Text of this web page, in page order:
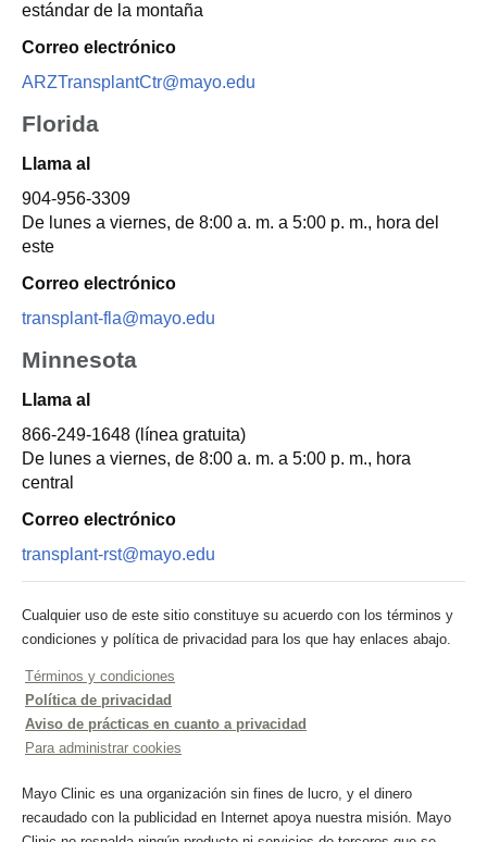
estándar de la montaña
Correo electrónico
ARZTransplantCtr@mayo.edu
Florida
Llama al
904-956-3309
De lunes a viernes, de 8:00 a. m. a 5:00 p. m., hora del
este
Correo electrónico
transplant-fla@mayo.edu
Minnesota
Llama al
866-249-1648 (línea gratuita)
De lunes a viernes, de 8:00 a. m. a 5:00 p. m., hora
central
Correo electrónico
transplant-rst@mayo.edu
Cualquier uso de este sitio constituye su acuerdo con los términos y
condiciones y política de privacidad para los que hay enlaces abajo.
Términos y condiciones
Política de privacidad
Aviso de prácticas en cuanto a privacidad
Para administrar cookies
Mayo Clinic es una organización sin fines de lucro, y el dinero
recaudado con la publicidad en Internet apoya nuestra misión. Mayo